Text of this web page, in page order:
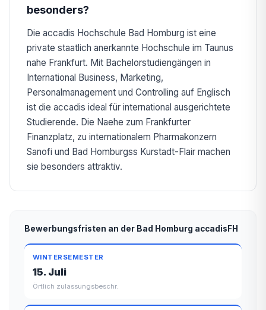
besonders?
Die accadis Hochschule Bad Homburg ist eine
private staatlich anerkannte Hochschule im Taunus
nahe Frankfurt. Mit Bachelorstudiengängen in
International Business, Marketing,
Personalmanagement und Controlling auf Englisch
ist die accadis ideal für international ausgerichtete
Studierende. Die Naehe zum Frankfurter
Finanzplatz, zu internationalem Pharmakonzern
Sanofi und Bad Homburgss Kurstadt-Flair machen
sie besonders attraktiv.
Bewerbungsfristen an der Bad Homburg accadisFH
WINTERSEMESTER
15. Juli
Örtlich zulassungsbeschr.